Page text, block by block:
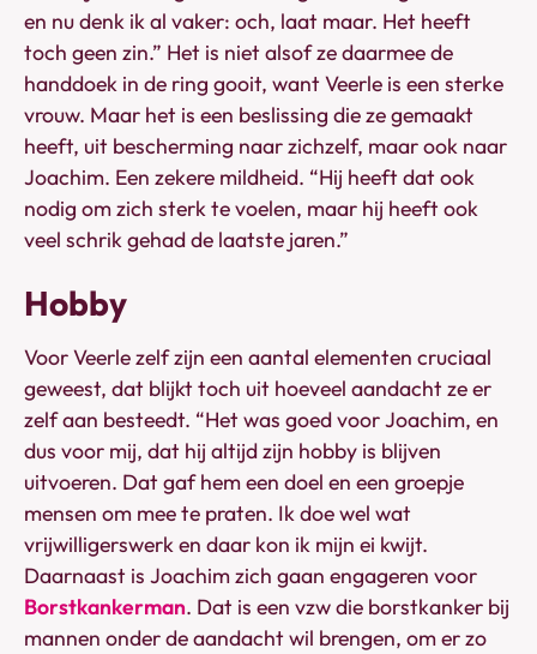
en nu denk ik al vaker: och, laat maar. Het heeft
toch geen zin.” Het is niet alsof ze daarmee de
handdoek in de ring gooit, want Veerle is een sterke
vrouw. Maar het is een beslissing die ze gemaakt
heeft, uit bescherming naar zichzelf, maar ook naar
Joachim. Een zekere mildheid. “Hij heeft dat ook
nodig om zich sterk te voelen, maar hij heeft ook
veel schrik gehad de laatste jaren.”
Hobby
Voor Veerle zelf zijn een aantal elementen cruciaal
geweest, dat blijkt toch uit hoeveel aandacht ze er
zelf aan besteedt. “Het was goed voor Joachim, en
dus voor mij, dat hij altijd zijn hobby is blijven
uitvoeren. Dat gaf hem een doel en een groepje
mensen om mee te praten. Ik doe wel wat
vrijwilligerswerk en daar kon ik mijn ei kwijt.
Daarnaast is Joachim zich gaan engageren voor
Borstkankerman. Dat is een vzw die borstkanker bij
mannen onder de aandacht wil brengen, om er zo